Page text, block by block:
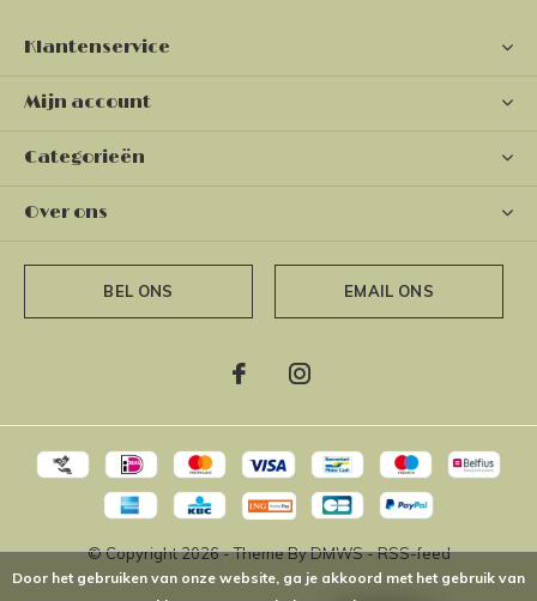
Klantenservice
Mijn account
Categorieën
Over ons
BEL ONS EMAIL ONS
© Copyright2026- Theme ByDMWS-RSS-feed
Door het gebruiken van onze website, ga je akkoord met het gebruik van